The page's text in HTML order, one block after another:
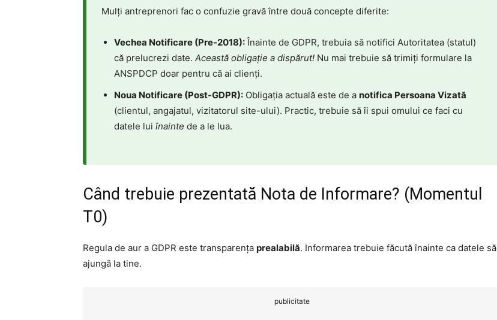
Mulți antreprenori fac o confuzie gravă între două concepte diferite:
Vechea Notificare (Pre-2018): Înainte de GDPR, trebuia să notifici Autoritatea (statul)
că prelucrezi date. Această obligație a dispărut! Nu mai trebuie să trimiți formulare la
ANSPDCP doar pentru că ai clienți.
Noua Notificare (Post-GDPR): Obligația actuală este de a notifica Persoana Vizată
(clientul, angajatul, vizitatorul site-ului). Practic, trebuie să îi spui omului ce faci cu
datele lui înainte de a le lua.
Când trebuie prezentată Nota de Informare? (Momentul
T0)
Regula de aur a GDPR este transparența prealabilă. Informarea trebuie făcută înainte ca datele să
ajungă la tine.
publicitate